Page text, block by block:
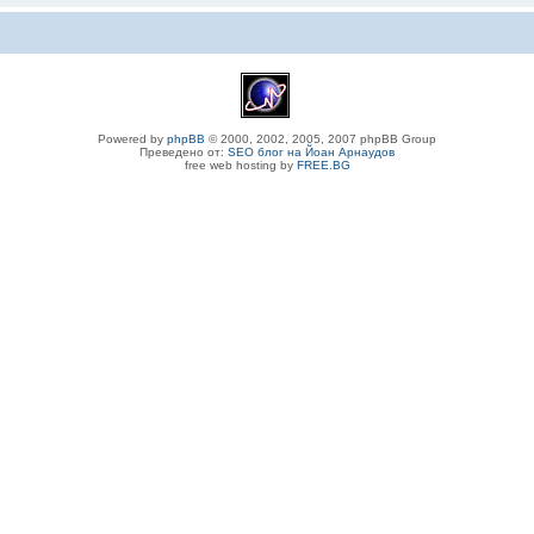
Powered by phpBB © 2000, 2002, 2005, 2007 phpBB Group
Преведено от: SEO блог на Йоан Арнаудов
free web hosting by FREE.BG